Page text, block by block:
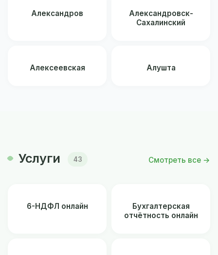
Александров
Александровск-
Сахалинский
Алексеевская Алушта
Услуги 43 Смотреть все →
6-НДФЛ онлайн
Бухгалтерская
отчётность онлайн